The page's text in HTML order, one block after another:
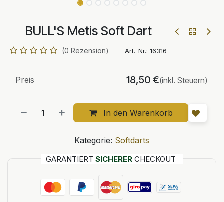
BULL'S Metis Soft Dart
(0 Rezension) Art.-Nr.: 16316
In den Warenkorb
Preis 18,50 €(inkl. Steuern)
Kategorie: Softdarts
GARANTIERT SICHERER CHECKOUT